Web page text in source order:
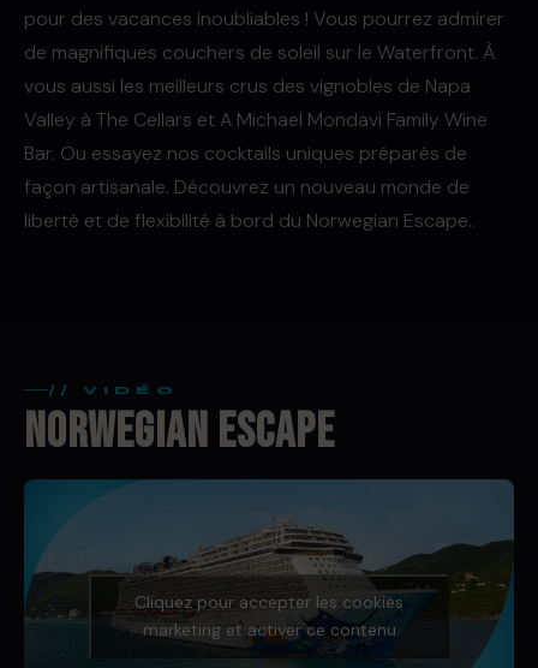
pour des vacances inoubliables ! Vous pourrez admirer
de magnifiques couchers de soleil sur le Waterfront. À
vous aussi les meilleurs crus des vignobles de Napa
Valley à The Cellars et A Michael Mondavi Family Wine
Bar. Ou essayez nos cocktails uniques préparés de
façon artisanale. Découvrez un nouveau monde de
liberté et de flexibilité à bord du Norwegian Escape..
// VIDÉO
NORWEGIAN ESCAPE
Cliquez pour accepter les cookies
marketing et activer ce contenu